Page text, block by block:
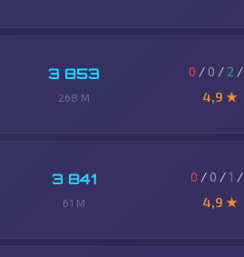
3 853
268 M
0 / 0 / 2 /
4,9 ★
3 841
61 M
0 / 0 /1 /
4,9 ★